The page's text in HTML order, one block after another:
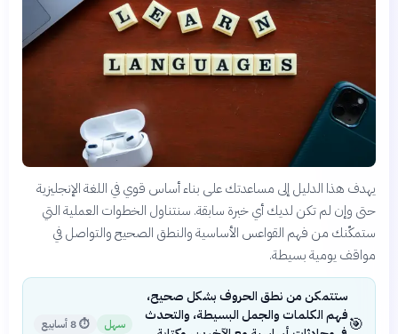
يهدف هذا الدليل إلى مساعدتك على بناء أساس قوي في اللغة الإنجليزية
حتى وإن لم تكن لديك أي خبرة سابقة. سنتناول الخطوات العملية التي
ستمكّنك من فهم القواعس الأساسية والنطق الصحيح والتواصل في
مواقف يومية بسيطة.
🎯
ستتمكن من نطق الحروف بشكل صحيح،
فهم الكلمات والجمل البسيطة، والتحدث
سهل ⏱8 أسابيع